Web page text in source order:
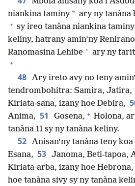
niankina taminy * ary ny tanàna
+ sy ireo tanàna niankina
keliny, hatrany amin’ny
Ranomasina Lehibe * ary ny
+
48 Ary ireto avy no teny
tendrombohitra: Samira, Jatira,
Kiriata-sana, izany hoe Debira,
Anima, 51 Gosena, + Holona,
tanàna 11 sy ny tanàna keliny.
52 Anisan’ny tanàna teny
Esana, 53 Janoma, Beti-tapoa,
Kiriata-arba, izany hoe Hebrona,
hoe tanàna sivy sy ny tanàna